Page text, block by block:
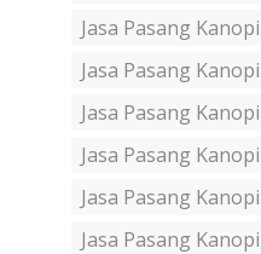
Jasa Pasang
Jasa Pasang
Jasa Pasang
Jasa Pasang
Jasa Pasang
Jasa Pasang